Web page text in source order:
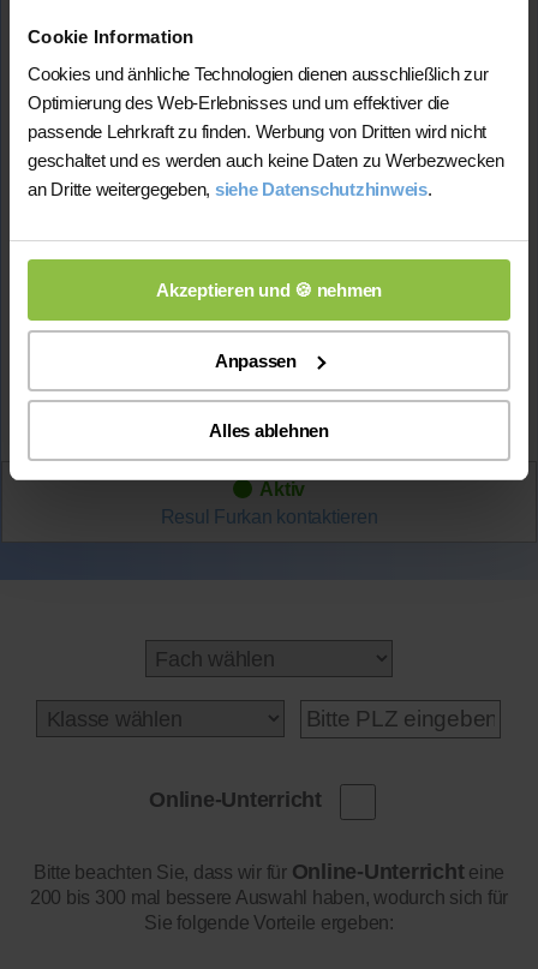
Cookie Information
Cookies und änhliche Technologien dienen ausschließlich zur
Optimierung des Web-Erlebnisses und um effektiver die
passende Lehrkraft zu finden. Werbung von Dritten wird nicht
geschaltet und es werden auch keine Daten zu Werbezwecken
an Dritte weitergegeben, siehe Datenschutzhinweis.
Akzeptieren und 🍪 nehmen
Anpassen
Alles ablehnen
Englisch (bis 13. Kl.)
Preis:
45 Min. / 21 Euro (je nach Niveau)
Ich habe für ca. 1 Jahr an verschiedenen
Grundschulen Nachhilfe gegeben.
Abiturdurchschnitt:1,4
Biologie-Noteim Abitur: 1-
Lehrerfahrung:1 Jahr Unterrichtserfahrung
Mehr Infos
Aktiv
Resul Furkan kontaktieren
Online-Unterricht
Bitte beachten Sie, dass wir für Online-Unterrichteine
200 bis 300 mal bessere Auswahl haben, wodurch sich für
Sie folgende Vorteile ergeben: